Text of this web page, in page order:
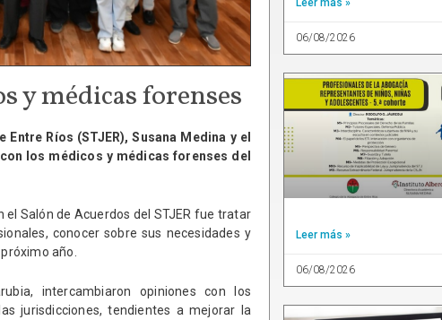
y médicas forenses
Ríos (STJER), Susana Medina y el
los médicos y médicas forenses del
Salón de Acuerdos del STJER fue tratar
conocer sobre sus necesidades y
año.
intercambiaron opiniones con los
jurisdicciones, tendientes a mejorar la
06/08/2026
Leer más »
06/08/2026